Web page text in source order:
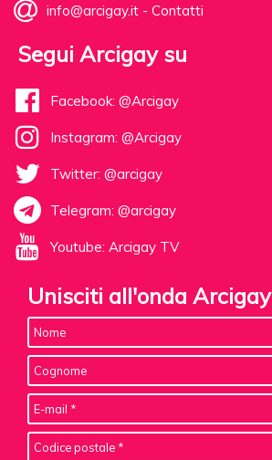
info@arcigay.it - Contatti
Segui Arcigay su
Facebook: @Arcigay
Instagram: @Arcigay
Twitter: @arcigay
Telegram: @arcigay
Youtube: Arcigay TV
Unisciti all'onda Arcigay